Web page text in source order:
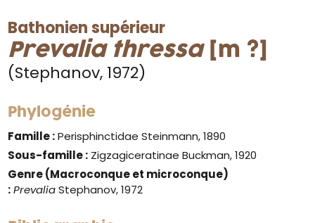
Bathonien supérieur
Prevalia thressa[m ?]
(Stephanov, 1972)
Phylogénie
Famille :Perisphinctidae Steinmann, 1890
Sous-famille : Zigzagiceratinae Buckman, 1920
Genre(Macroconque et microconque)
: PrevaliaStephanov, 1972